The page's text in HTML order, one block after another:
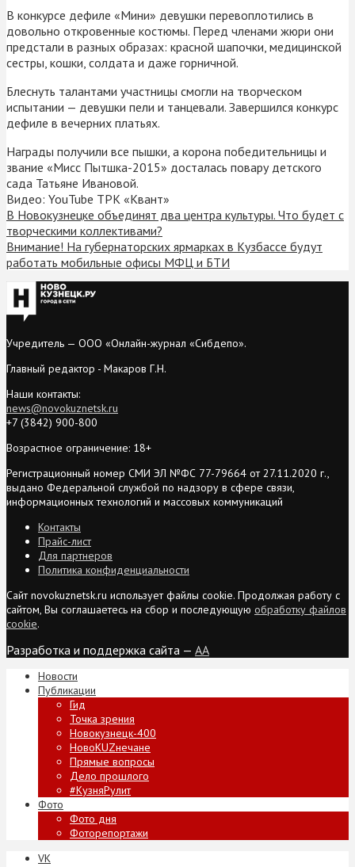
В конкурсе дефиле «Мини» девушки перевоплотились в
довольно откровенные костюмы. Перед членами жюри они
предстали в разных образах: красной шапочки, медицинской
сестры, кошки, солдата и даже горничной.
Блеснуть талантами участницы смогли на творческом
испытании — девушки пели и танцевали. Завершился конкурс
дефиле в вечерних платьях.
Награды получили все пышки, а корона победительницы и
звание «Мисс Пытшка-2015» досталась повару детского
сада Татьяне Ивановой.
Видео: YouTube ТРК «Квант»
В Новокузнецке объединят два центра культуры. Что будет с
творческими коллективами?
Внимание! На губернаторских ярмарках в Кузбассе будут
работать мобильные офисы МФЦ и БТИ
Учредитель — ООО «Онлайн-журнал «Сибдепо».
Главный редактор - Макаров Г.Н.
Наши контакты:
news@novokuznetsk.ru
+7 (3842) 900-800
Возрастное ограничение: 18+
Регистрационный номер СМИ ЭЛ №ФС 77-79664 от 27.11.2020 г.,
выдано Федеральной службой по надзору в сфере связи,
информационных технологий и массовых коммуникаций
Контакты
Прайс-лист
Для партнеров
Политика конфиденциальности
Сайт novokuznetsk.ru использует файлы cookie. Продолжая работу с
сайтом, Вы соглашаетесь на сбор и последующую обработку файлов
cookie.
Разработка и поддержка сайта — AA
Новости
Публикации
Гид
Точка зрения
Новокузнецк-400
НовоKUZнечане
Прямые вопросы
Дело прошлого
#КузняРулит
Фото
Фото дня
Фоторепортажи
VK